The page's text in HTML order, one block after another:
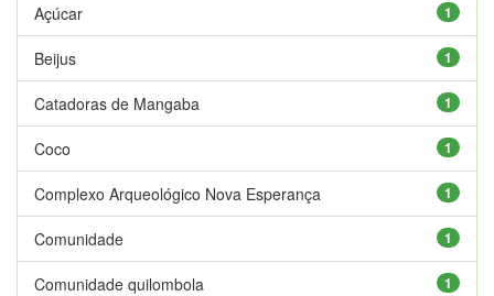
1
Açúcar
1
Beijus
1
Catadoras de Mangaba
1
Coco
1
Complexo Arqueológico Nova Esperança
1
Comunidade
1
Comunidade quilombola